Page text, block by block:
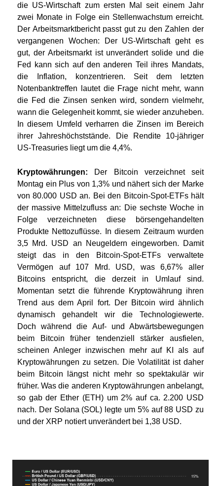
die US-Wirtschaft zum ersten Mal seit einem Jahr
zwei Monate in Folge ein Stellenwachstum erreicht.
Der Arbeitsmarktbericht passt gut zu den Zahlen der
vergangenen Wochen: Der US-Wirtschaft geht es
gut, der Arbeitsmarkt ist unverändert solide und die
Fed kann sich auf den anderen Teil ihres Mandats,
die Inflation, konzentrieren. Seit dem letzten
Notenbanktreffen lautet die Frage nicht mehr, wann
die Fed die Zinsen senken wird, sondern vielmehr,
wann die Gelegenheit kommt, sie wieder anzuheben.
In diesem Umfeld verharren die Zinsen im Bereich
ihrer Jahreshöchststände. Die Rendite 10-jähriger
US-Treasuries liegt um die 4,4%.
Kryptowährungen:
Der Bitcoin verzeichnet seit
Montag ein Plus von 1,3% und nähert sich der Marke
von 80.000 USD an. Bei den Bitcoin-Spot-ETFs hält
der massive Mittelzufluss an: Die sechste Woche in
Folge verzeichneten diese börsengehandelten
Produkte Nettozuflüsse. In diesem Zeitraum wurden
3,5 Mrd. USD an Neugeldern eingeworben. Damit
steigt das in den Bitcoin-Spot-ETFs verwaltete
Vermögen auf 107 Mrd. USD, was 6,67% aller
Bitcoins entspricht, die derzeit in Umlauf sind.
Momentan setzt die führende Kryptowährung ihren
Trend aus dem April fort. Der Bitcoin wird ähnlich
dynamisch gehandelt wir die Technologiewerte.
Doch während die Auf- und Abwärtsbewegungen
beim Bitcoin früher tendenziell stärker ausfielen,
scheinen Anleger inzwischen mehr auf KI als auf
Kryptowährungen zu setzen. Die Volatilität ist daher
beim Bitcoin längst nicht mehr so spektakulär wir
früher. Was die anderen Kryptowährungen anbelangt,
so gab der Ether (ETH) um 2% auf ca. 2.200 USD
nach. Der Solana (SOL) legte um 5% auf 88 USD zu
und der XRP notiert unverändert bei 1,38 USD.